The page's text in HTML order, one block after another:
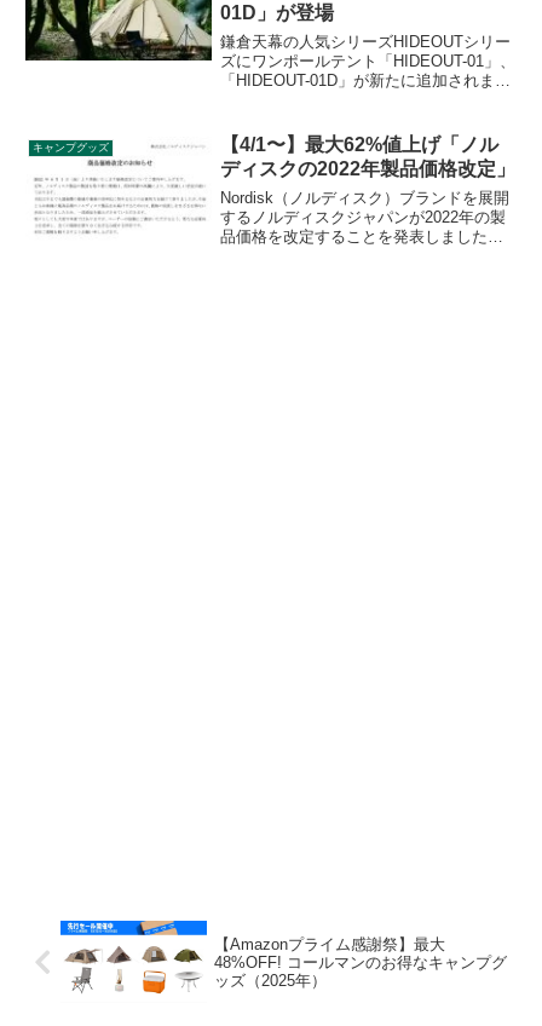
01D」が登場
鎌倉天幕の人気シリーズHIDEOUTシリー
ズにワンポールテント「HIDEOUT-01」、
「HIDEOUT-01D」が新たに追加されまし
換性があり、使うことができます。詳細
をレビューします。
キャンプグッズ
【4/1〜】最大62%値上げ「ノル
ディスクの2022年製品価格改定」
Nordisk（ノルディスク）ブランドを展開
するノルディスクジャパンが2022年の製
品価格を改定することを発表しました。
【Amazonプライム感謝祭】最大
48%OFF! コールマンのお得なキャンプグ
ッズ（2025年）